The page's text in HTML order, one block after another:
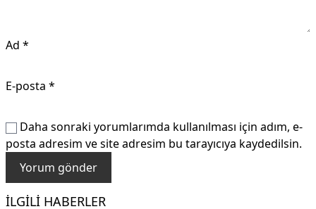
Ad *
E-posta *
Daha sonraki yorumlarımda kullanılması için adım, e-
posta adresim ve site adresim bu tarayıcıya kaydedilsin.
İLGILI HABERLER